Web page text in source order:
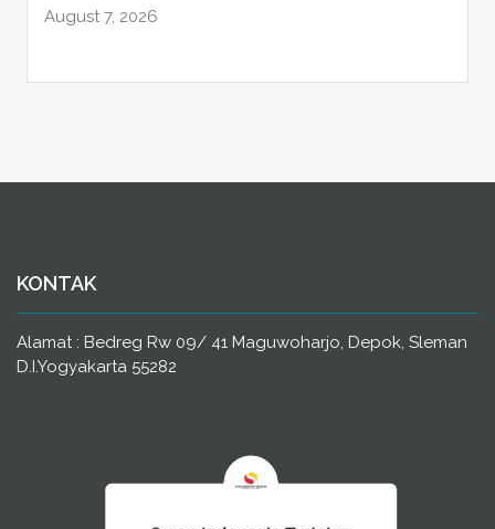
August 7, 2026
KONTAK
Alamat : Bedreg Rw 09/ 41 Maguwoharjo, Depok, Sleman
D.I.Yogyakarta 55282